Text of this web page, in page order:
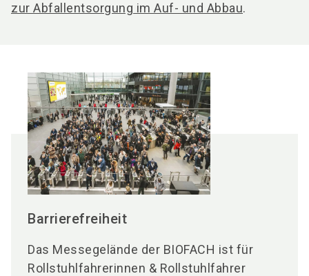
zur Abfallentsorgung im Auf- und Abbau.
Barrierefreiheit
Das Messegelände der BIOFACH ist für
Rollstuhlfahrerinnen & Rollstuhlfahrer